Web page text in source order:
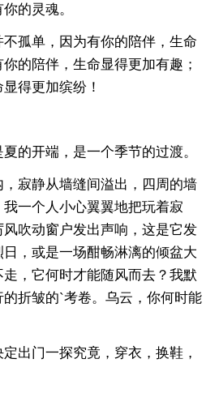
的灵魂。
孤单，因为有你的陪伴，生命
的陪伴，生命显得更加有趣；
得更加缤纷！
开端，是一个季节的过渡。
寂静从墙缝间溢出，四周的墙
一个人小心翼翼地把玩着寂
吹动窗户发出声响，这是它发
，或是一场酣畅淋漓的倾盆大
，它何时才能随风而去？我默
折皱的`考卷。乌云，你何时能
门一探究竟，穿衣，换鞋，